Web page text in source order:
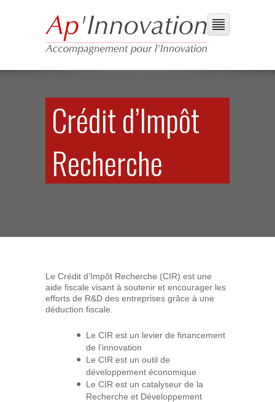
Crédit d’Impôt
Recherche
Le Crédit d’Impôt Recherche (CIR) est une
aide fiscale visant à soutenir et encourager les
efforts de R&D des entreprises grâce à une
déduction fiscale.
Le CIR est un levier de financement
de l’innovation
Le CIR est un outil de
développement économique
Le CIR est un catalyseur de la
Recherche et Développement